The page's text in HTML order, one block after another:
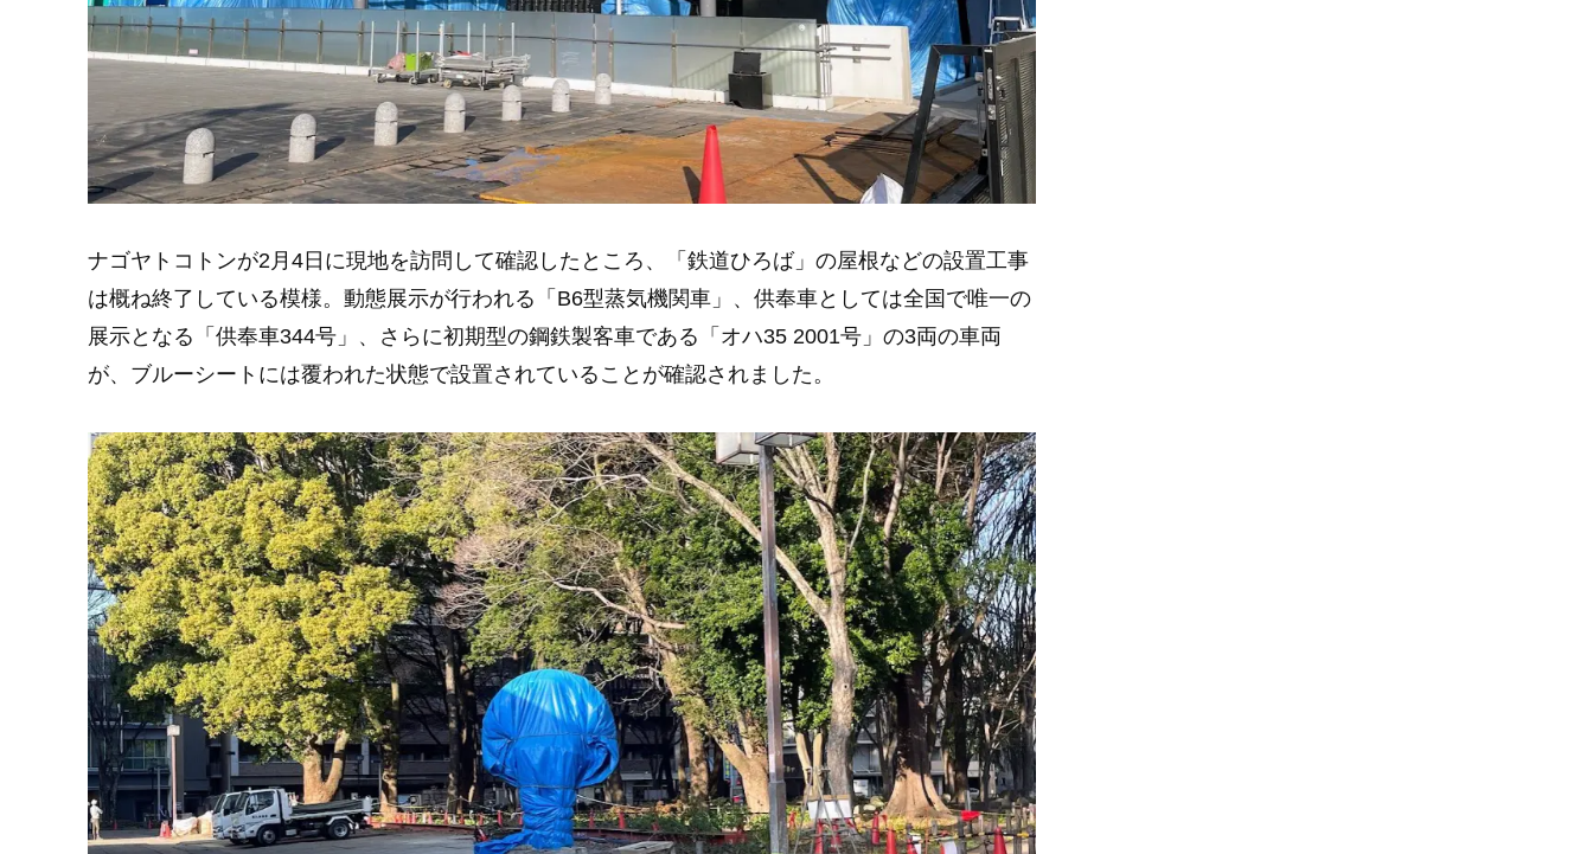
ナゴヤトコトンが2月4日に現地を訪問して確認したところ、「鉄道ひろば」の屋根などの設置工事
は概ね終了している模様。動態展示が行われる「B6型蒸気機関車」、供奉車としては全国で唯一の
展示となる「供奉車344号」、さらに初期型の鋼鉄製客車である「オハ35 2001号」の3両の車両
が、ブルーシートには覆われた状態で設置されていることが確認されました。